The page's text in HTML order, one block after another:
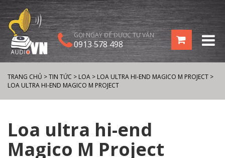
GỌI NGAY ĐỂ ĐƯỢC TƯ VẤN
0913 578 498
TRANG CHỦ >TIN TỨC > LOA > LOA ULTRA HI-END MAGICO M PROJECT >
LOA ULTRA HI-END MAGICO M PROJECT
Loa ultra hi-end
Magico M Project